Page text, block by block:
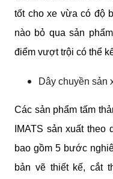
tốt cho xe vừa có độ
nào bỏ qua sản phẩm
điểm vượt trội có thể
Dây chuyền sản
Các sản phẩm tấm
IMATS sản xuất theo
bao gồm 5 bước
bản vẽ thiết kế, cắt